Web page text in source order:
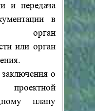
и передача
в
орган
или орган
о
плану